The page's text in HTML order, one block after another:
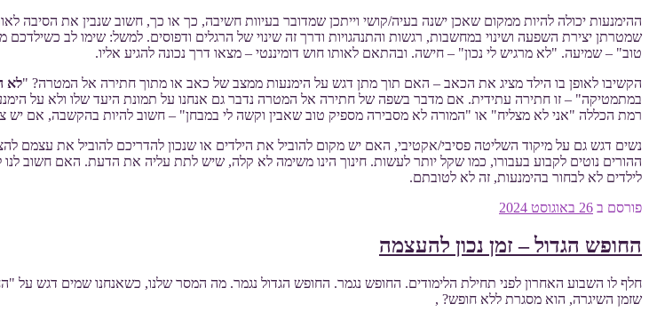
שמטרתן יצירת השפעה ושינוי במחשבות, רגשות והתנהגויות ודרך זה שינוי של הרגלים ודפוסים. למשל: שימו לב
טוב" – שמיעה. "לא מרגיש לי נכון" – חישה. ובהתאם לאותו חוש דומיננטי – מצאו דרך נכונה להגיע אליו.
הקשיבו לאופן בו הילד מציג את הכאב – האם תוך מתן דגש על הימנעות ממצב של כאב או מתוך חתירה אל המטרה? "לא
במתמטיקה" – זו חתירה עתידית. אם מדבר בשפה של חתירה אל המטרה נדבר גם אנחנו על תמונת היעד שלו ולא על
רמת הכללה "אני לא מצליח" או "המורה לא מסבירה מספיק טוב שאבין וקשה לי במבחן" – חשוב להיות בהקשבה, אם יש
נשים דגש גם על מיקוד השליטה פסיבי/אקטיבי, האם יש מקום להוביל את הילדים או שנכון להדריכם להוביל את עצמם
ההורים נוטים לקבוע בעבורו, כמו שקל יותר לעשות. חינוך הינו משימה לא קלה, שיש לתת עליה את הדעת. האם חשוב לנו
לילדים לא לבחור בהימנעות, זה לא לטובתם.
פורסם ב 26 באוגוסט 2024
החופש הגדול – זמן נכון להעצמה
חלף לו השבוע האחרון לפני תחילת הלימודים. החופש נגמר. החופש הגדול נגמר. מה המסר שלנו, כשאנחנו שמים דגש
שזמן השיגרה, הוא מסגרת ללא חופש? ,